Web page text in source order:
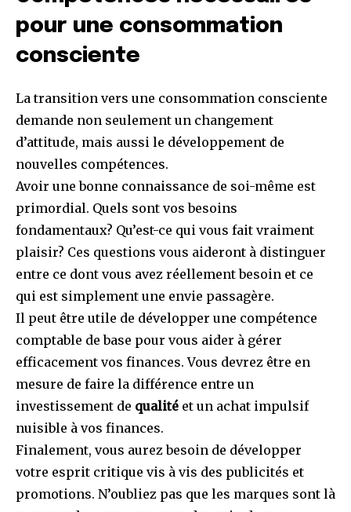
pour une consommation
consciente
La transition vers une consommation consciente
demande non seulement un changement
d’attitude, mais aussi le développement de
nouvelles compétences.
Avoir une bonne connaissance de soi-même est
primordial. Quels sont vos besoins
fondamentaux? Qu’est-ce qui vous fait vraiment
plaisir? Ces questions vous aideront à distinguer
entre ce dont vous avez réellement besoin et ce
qui est simplement une envie passagère.
Il peut être utile de développer une compétence
comptable de base pour vous aider à gérer
efficacement vos finances. Vous devrez être en
mesure de faire la différence entre un
investissement de qualité et un achat impulsif
nuisible à vos finances.
Finalement, vous aurez besoin de développer
votre esprit critique vis à vis des publicités et
promotions. N’oubliez pas que les marques sont là